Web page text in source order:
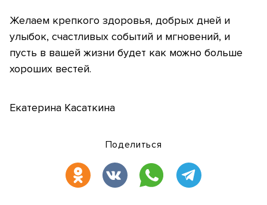
Желаем крепкого здоровья, добрых дней и
улыбок, счастливых событий и мгновений, и
пусть в вашей жизни будет как можно больше
хороших вестей.
Екатерина Касаткина
Поделиться